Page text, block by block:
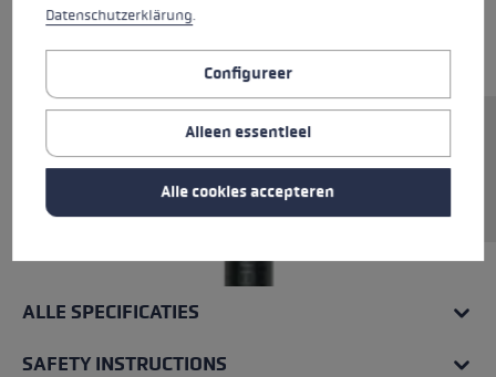
Ersatzsegment (Mittelteil) für LEKI FX Stöcke.
Abmessungen: 16x305mm. Rohrmaterial:
ALLE SPECIFICATIES
SAFETY INSTRUCTIONS
Datenschutzerklärung.
Configureer
Alleen essentieel
Alle cookies accepteren